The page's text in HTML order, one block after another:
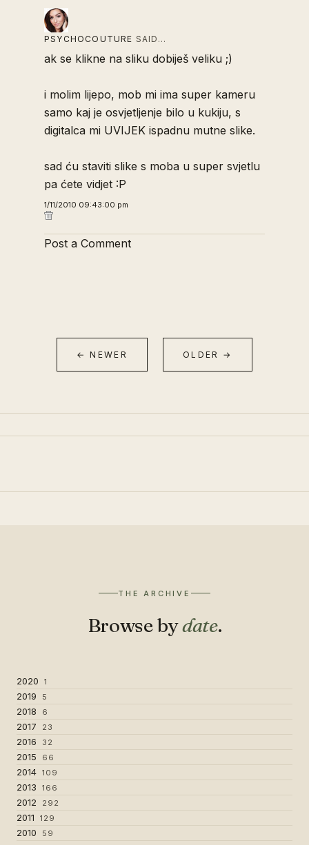
PSYCHOCOUTURE SAID…
ak se klikne na sliku dobiješ veliku ;)
i molim lijepo, mob mi ima super kameru
samo kaj je osvjetljenje bilo u kukiju, s
digitalca mi UVIJEK ispadnu mutne slike.
sad ću staviti slike s moba u super svjetlu
pa ćete vidjet :P
1/11/2010 09:43:00 pm
Post a Comment
← NEWER OLDER →
THE ARCHIVE
Browse bydate.
2020 1
2019 5
2018 6
2017 23
2016 32
2015 66
2014 109
2013 166
2012 292
2011 129
2010 59